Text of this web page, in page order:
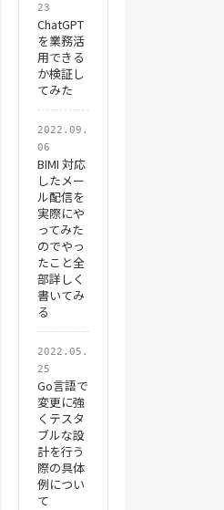
23
ChatGPT
を業務活
用できる
か検証し
てみた
2022.09.
06
BIMI 対応
したメー
ル配信を
実際にや
ってみた
のでやっ
たこと全
部詳しく
書いてみ
る
2022.05.
25
Go言語で
変更に強
くテスタ
ブルな設
計を行う
際の具体
例につい
て